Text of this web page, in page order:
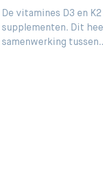
De vitamines D3 en
supplementen. Dit
samenwerking